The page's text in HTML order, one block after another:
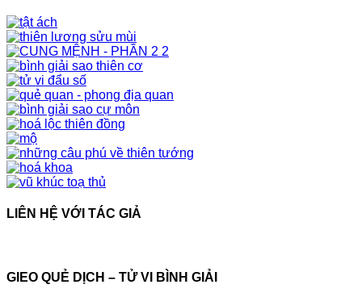
LIÊN HỆ VỚI TÁC GIẢ
GIEO QUẺ DỊCH – TỬ VI BÌNH GIẢI